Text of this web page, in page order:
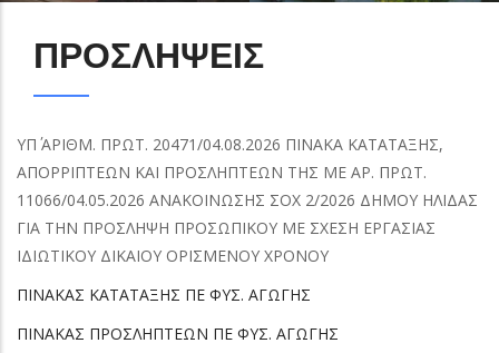
ΠΡΟΣΛΗΨΕΙΣ
ΥΠ΄ ΑΡΙΘΜ. ΠΡΩΤ. 20471/04.08.2026 ΠΙΝΑΚΑ ΚΑΤΑΤΑΞΗΣ,
ΑΠΟΡΡΙΠΤΕΩΝ ΚΑΙ ΠΡΟΣΛΗΠΤΕΩΝ ΤΗΣ ΜΕ ΑΡ. ΠΡΩΤ.
11066/04.05.2026 ΑΝΑΚΟΙΝΩΣΗΣ ΣΟΧ 2/2026 ΔΗΜΟΥ ΗΛΙΔΑΣ
ΓΙΑ ΤΗΝ ΠΡΟΣΛΗΨΗ ΠΡΟΣΩΠΙΚΟΥ ΜΕ ΣΧΕΣΗ ΕΡΓΑΣΙΑΣ
ΙΔΙΩΤΙΚΟΥ ΔΙΚΑΙΟΥ ΟΡΙΣΜΕΝΟΥ ΧΡΟΝΟΥ
ΠΙΝΑΚΑΣ ΚΑΤΑΤΑΞΗΣ ΠΕ ΦΥΣ. ΑΓΩΓΗΣ
ΠΙΝΑΚΑΣ ΠΡΟΣΛΗΠΤΕΩΝ ΠΕ ΦΥΣ. ΑΓΩΓΗΣ